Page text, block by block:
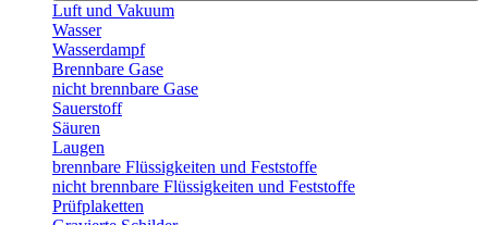
Luft und Vakuum
Wasser
Wasserdampf
Brennbare Gase
nicht brennbare Gase
Sauerstoff
Säuren
Laugen
brennbare Flüssigkeiten und Feststoffe
nicht brennbare Flüssigkeiten und Feststoffe
Prüfplaketten